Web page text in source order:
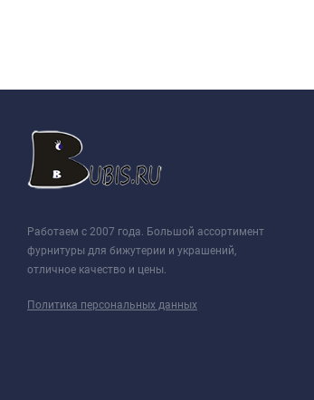
Работаем с 2007 года. Большой ассортимент
фурнитуры для бижутерии и украшений,
отличное качество и цены.
Политика персональных данных